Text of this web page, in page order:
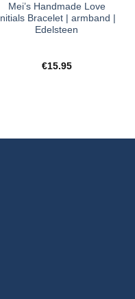
Mei’s Handmade Love
Initials Bracelet | armband |
Edelsteen
€15.95